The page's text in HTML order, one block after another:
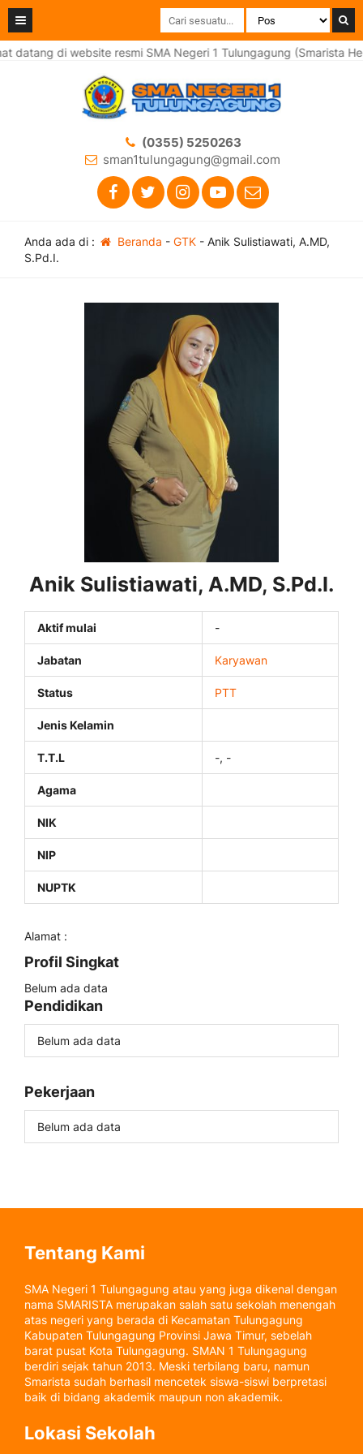
datang di website resmi SMA Negeri 1 Tulungagung (Smarista
(0355) 5250263
sman1tulungagung@gmail.com
Anda ada di : Beranda - GTK- Anik Sulistiawati, A.MD,
S.Pd.I.
Anik Sulistiawati, A.MD, S.Pd.I.
Aktif mulai -
Jabatan Karyawan
Status PTT
Jenis Kelamin
T.T.L -, -
Agama
NIK
NIP
NUPTK
Alamat :
Profil Singkat
Belum ada data
Pendidikan
Belum ada data
Pekerjaan
Belum ada data
Tentang Kami
SMA Negeri 1 Tulungagung atau yang juga dikenal dengan
nama SMARISTA merupakan salah satu sekolah menengah
atas negeri yang berada di Kecamatan Tulungagung
Kabupaten Tulungagung Provinsi Jawa Timur, sebelah
barat pusat Kota Tulungagung. SMAN 1 Tulungagung
berdiri sejak tahun 2013. Meski terbilang baru, namun
Smarista sudah berhasil mencetek siswa-siswi berpretasi
baik di bidang akademik maupun non akademik.
Lokasi Sekolah